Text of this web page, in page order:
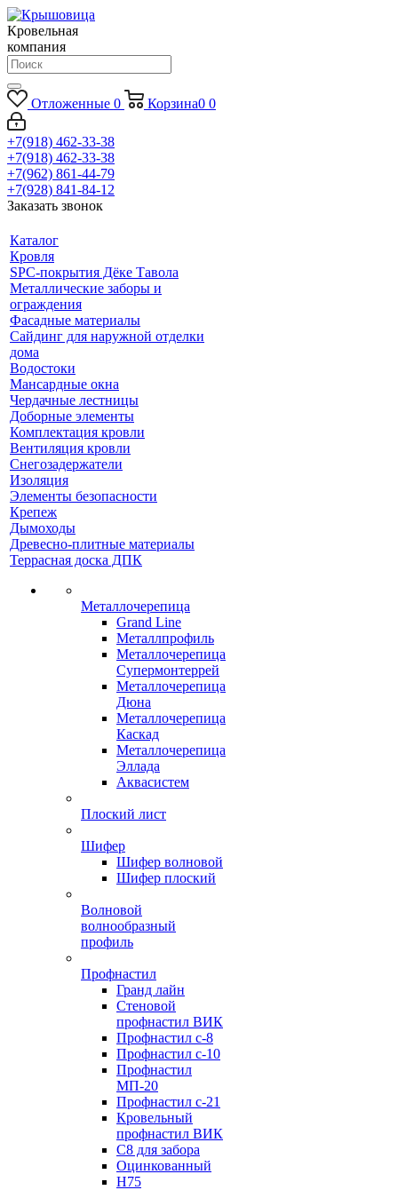
Кровельная
компания
Отложенные 0 Корзина0 0
+7(918) 462-33-38
+7(918) 462-33-38
+7(962) 861-44-79
+7(928) 841-84-12
Заказать звонок
Каталог
Кровля
SPC-покрытия Дёке Тавола
Металлические заборы и
ограждения
Фасадные материалы
Сайдинг для наружной отделки
дома
Водостоки
Мансардные окна
Чердачные лестницы
Доборные элементы
Комплектация кровли
Вентиляция кровли
Снегозадержатели
Изоляция
Элементы безопасности
Крепеж
Дымоходы
Древесно-плитные материалы
Террасная доска ДПК
Металлочерепица
Grand Line
Металлпрофиль
Металлочерепица
Супермонтеррей
Металлочерепица
Дюна
Металлочерепица
Каскад
Металлочерепица
Эллада
Аквасистем
Плоский лист
Шифер
Шифер волновой
Шифер плоский
Волновой
волнообразный
профиль
Профнастил
Гранд лайн
Стеновой
профнастил ВИК
Профнастил с-8
Профнастил с-10
Профнастил
МП-20
Профнастил с-21
Кровельный
профнастил ВИК
С8 для забора
Оцинкованный
Н75